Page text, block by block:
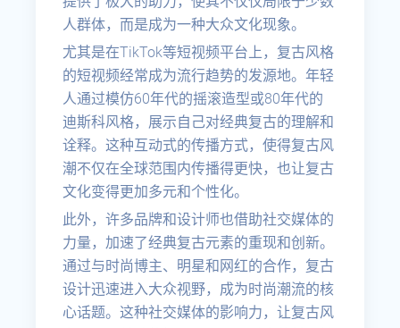
人群体，而是成为一种大众文化现象。
尤其是在TikTok等短视频平台上，复古风格
的短视频经常成为流行趋势的发源地。年轻
人通过模仿60年代的摇滚造型或80年代的
迪斯科风格，展示自己对经典复古的理解和
诠释。这种互动式的传播方式，使得复古风
潮不仅在全球范围内传播得更快，也让复古
文化变得更加多元和个性化。
此外，许多品牌和设计师也借助社交媒体的
力量，加速了经典复古元素的重现和创新。
通过与时尚博主、明星和网红的合作，复古
设计迅速进入大众视野，成为时尚潮流的核
心话题。这种社交媒体的影响力，让复古风